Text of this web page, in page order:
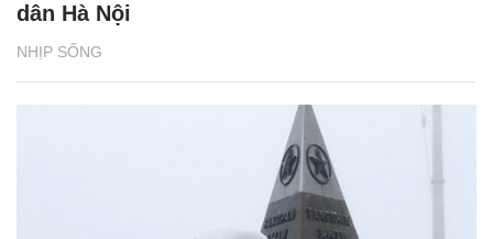
NHỊP SỐNG
dân Hà Nội